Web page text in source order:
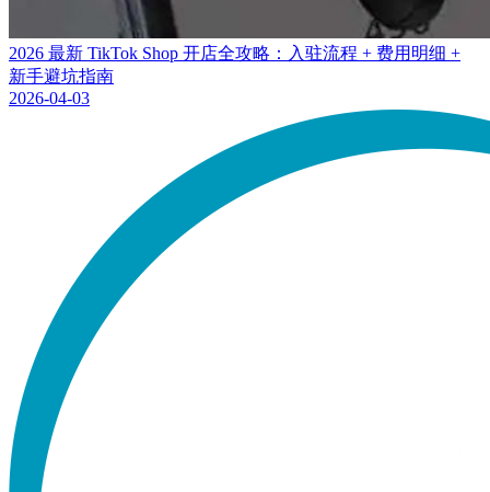
2026 最新 TikTok Shop 开店全攻略：入驻流程 + 费用明细 +
新手避坑指南
2026-04-03